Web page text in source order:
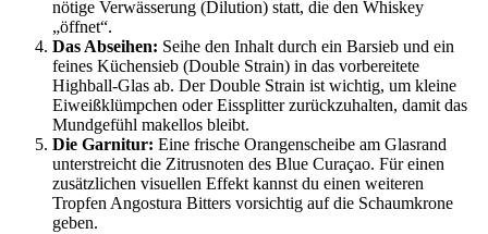
nötige Verwässerung (Dilution) statt, die den Whiskey
„öffnet“.
Das Abseihen: Seihe den Inhalt durch ein Barsieb und ein
feines Küchensieb (Double Strain) in das vorbereitete
Highball-Glas ab. Der Double Strain ist wichtig, um kleine
Eiweißklümpchen oder Eissplitter zurückzuhalten, damit das
Mundgefühl makellos bleibt.
Die Garnitur: Eine frische Orangenscheibe am Glasrand
unterstreicht die Zitrusnoten des Blue Curaçao. Für einen
zusätzlichen visuellen Effekt kannst du einen weiteren
Tropfen Angostura Bitters vorsichtig auf die Schaumkrone
geben.